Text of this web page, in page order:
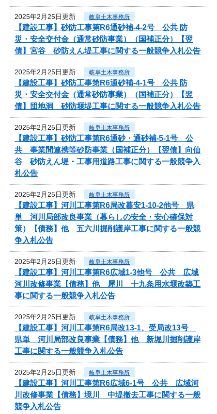
2025年2月25日更新 岐阜土木事務所
【建設工事】砂防工事第R6通砂補-4-2号 公共 防
災・安全交付金（通常砂防事業）（国補正分）【翌
債】宮谷 砂防えん堤工事に関する一般競争入札公告
2025年2月25日更新 岐阜土木事務所
【建設工事】砂防工事第R6通砂補-4-1号 公共 防
災・安全交付金（通常砂防事業）（国補正分）【翌
債】団地洞 砂防堰堤工事に関する一般競争入札公告
2025年2月25日更新 岐阜土木事務所
【建設工事】砂防工事第R6通砂・通砂補-5-1号 公
共 事業間連携等砂防事業（国補正分）【翌債】向仙
谷 砂防えん堤・工事用道路工事に関する一般競争入
札公告
2025年2月25日更新 岐阜土木事務所
【建設工事】河川工事第R6局改暮安1-10-2他号 県
単 河川局部改良事業（暮らしの安全・安心確保対
策）【債務】他 五六川掘削護岸工事に関する一般競
争入札公告
2025年2月25日更新 岐阜土木事務所
【建設工事】河川工事第R6広域1-3他号 公共 広域
河川改修事業【債務】他 犀川 十九条用水堰改築工
事に関する一般競争入札公告
2025年2月25日更新 岐阜土木事務所
【建設工事】河川工事第R6局改13-1、受局改13号
県単 河川局部改良事業【債務】他 新堀川掘削護岸
工事に関する一般競争入札公告
2025年2月25日更新 岐阜土木事務所
【建設工事】河川工事第R6広域6-1号 公共 広域河
川改修事業【債務】境川 中堤撤去工事に関する一般
競争入札公告